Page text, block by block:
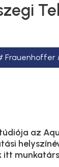
Frauenhoffer
az